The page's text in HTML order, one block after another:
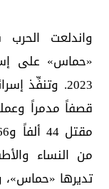
واندلعت
2023. وتنفِّذ
قصفاً مدمراً
من النساء
تديرها «حماس»،